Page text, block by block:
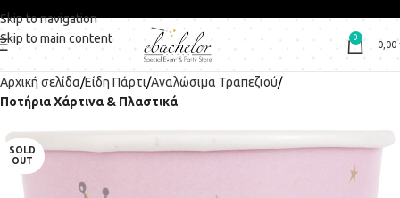
Skip to navigation
Skip to main content
0
0,00
Αρχική σελίδα Είδη Πάρτι Αναλώσιμα Τραπεζιού
Ποτήρια Χάρτινα & Πλαστικά
SOLD
OUT